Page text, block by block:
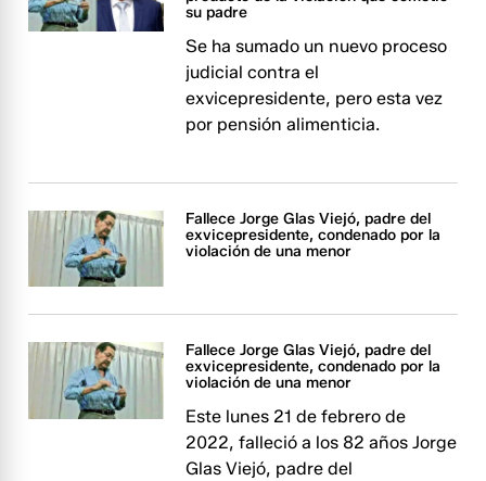
su padre
Se ha sumado un nuevo proceso
judicial contra el
exvicepresidente, pero esta vez
por pensión alimenticia.
Fallece Jorge Glas Viejó, padre del
exvicepresidente, condenado por la
violación de una menor
Fallece Jorge Glas Viejó, padre del
exvicepresidente, condenado por la
violación de una menor
Este lunes 21 de febrero de
2022, falleció a los 82 años Jorge
Glas Viejó, padre del